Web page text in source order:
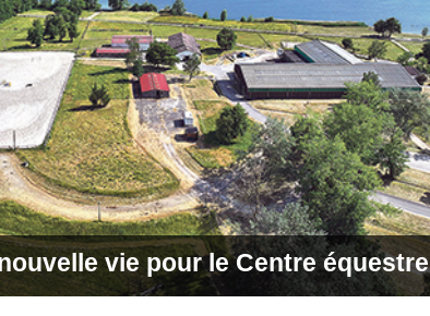
vie pour le Centre équestre